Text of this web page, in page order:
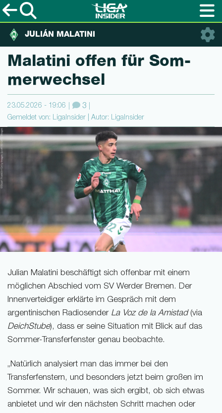
JULIÁN MALATINI
Malatini offen für Som­
mer­wechsel
23.05.2026 - 19:06 3
Gemeldet von: LigaInsider | Autor: LigaInsider
Julian Malatini beschäftigt sich offenbar mit einem
möglichen Abschied vom SV Werder Bremen. Der
Innenverteidiger erklärte im Gespräch mit dem
argentinischen Radiosender La Voz de la Amistad(via
DeichStube), dass er seine Situation mit Blick auf das
Sommer-Transferfenster genau beobachte.
„Natürlich analysiert man das immer bei den
Transferfenstern, und besonders jetzt beim großen im
Sommer. Wir schauen, was sich ergibt, ob sich etwas
anbietet und wir den nächsten Schritt machen oder